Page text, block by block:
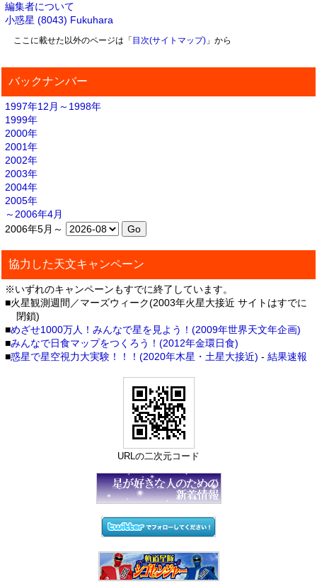
編集者について
小惑星 (8043) Fukuhara
ここに載せた以外のページは「 目次(サイトマップ)」から
バックナンバー
1997年12月～1998年
1999年
2000年
2001年
2002年
2003年
2004年
2005年
～2006年4月
2006年5月～
協力した天文キャンペーン
※いずれのキャンペーンもすでに終了しています。
■火星観測週間／マーズウィーク(2003年火星大接近 サイトはすでに
閉鎖)
■めざせ1000万人！みんなで星を見よう！(2009年世界天文年企画)
■みんなで日食マップをつくろう！(2012年金環日食)
■惑星で星空視力大実験！！！(2020年木星・土星大接近) - 結果速報
URLの二次元コード